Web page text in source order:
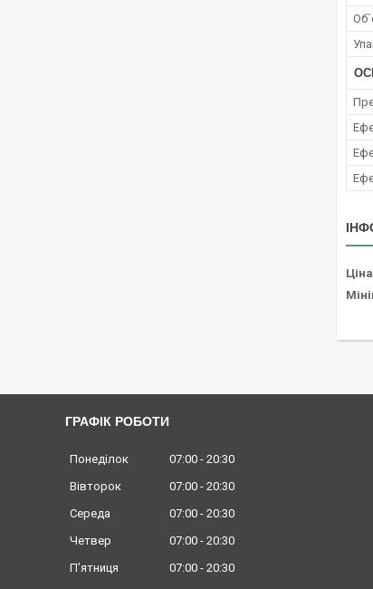
ГРАФІК РОБОТИ
Понеділок 07:00
20:30
Вівторок
07:00
20:30
Середа
07:00
20:30
Четвер
07:00
20:30
Пʼятниця
07:00
20:30